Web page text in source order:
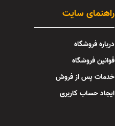
راهنمای سایت
درباره فروشگاه
قوانین فروشگاه
خدمات پس از فروش
ایجاد حساب کاربری